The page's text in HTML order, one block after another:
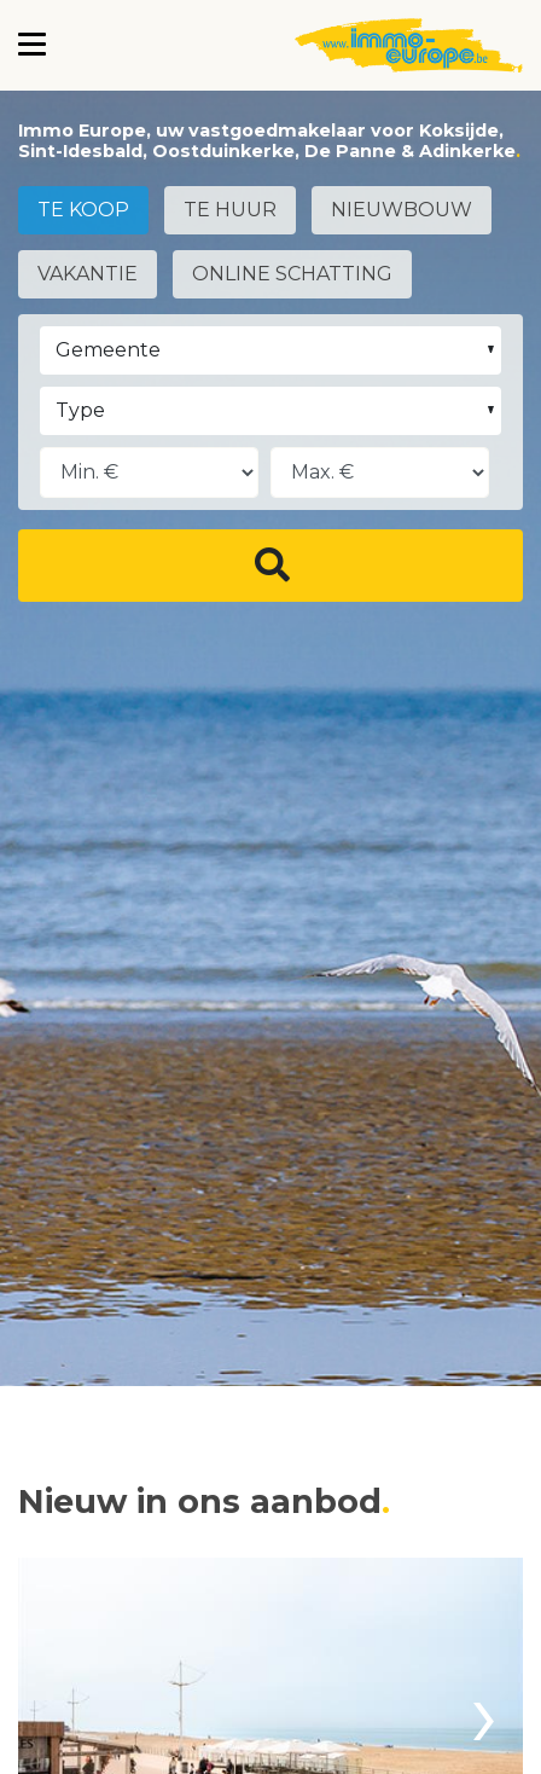
Immo Europe, uw vastgoedmakelaar voor Koksijde,
Sint-Idesbald, Oostduinkerke, De Panne & Adinkerke
TE KOOP TE HUUR NIEUWBOUW
VAKANTIE ONLINE SCHATTING
Gemeente
Type
Nieuw in ons aanbod
›